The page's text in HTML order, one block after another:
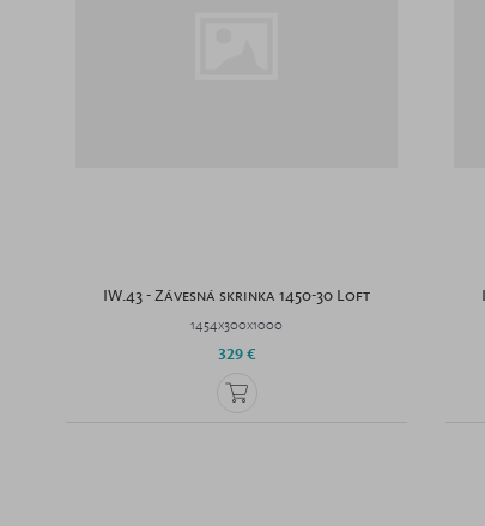
IW.43 - Závesná skrinka 1450-30 Loft
1454x300x1000
329 €